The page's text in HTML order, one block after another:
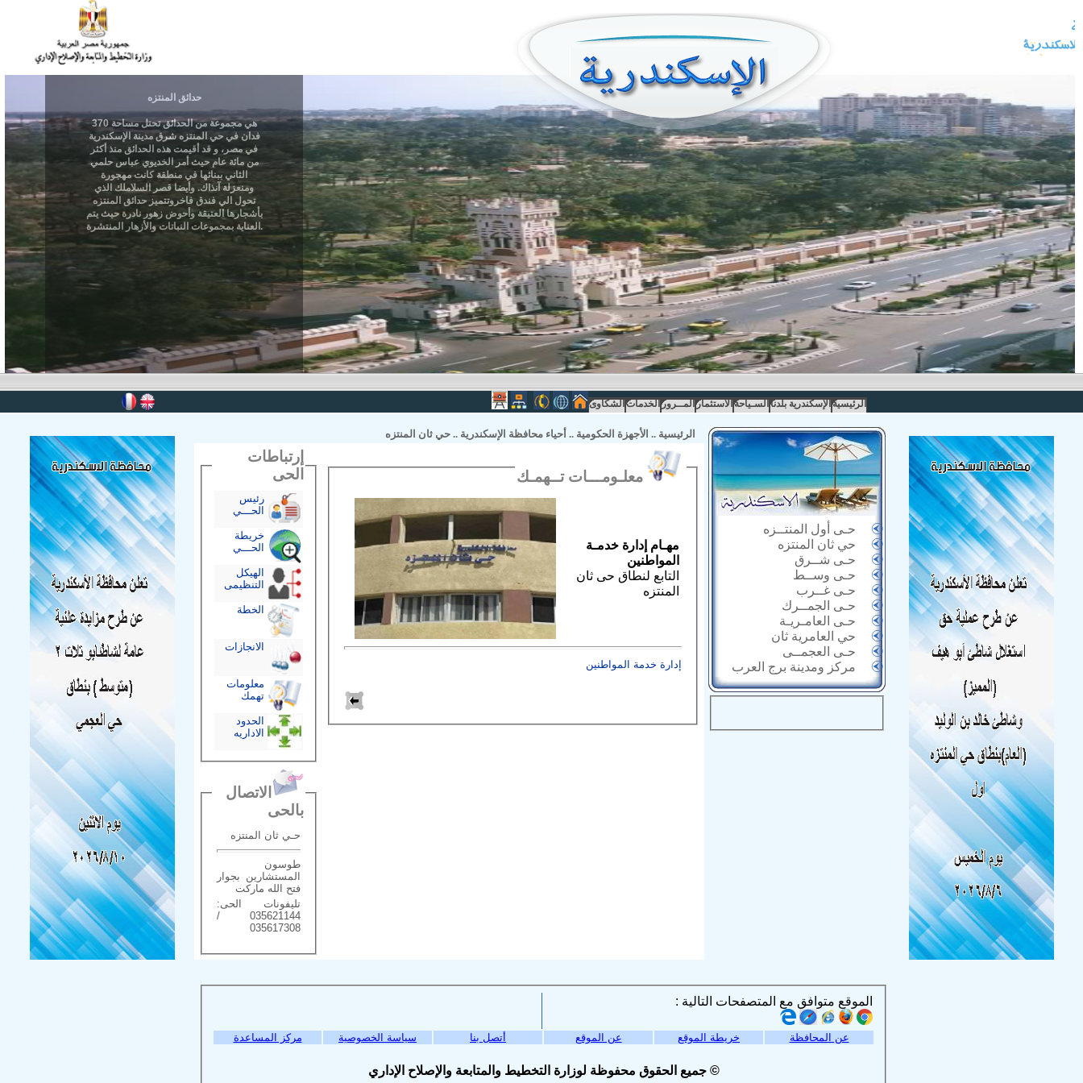
الرئيسية الإسكندرية بلدنا السـياحة الاستثمار المــرور الخدمات الشكاوى
حـى أول المنتــزه
حي ثان المنتزه
حـى شــرق
حـى وســط
حـى غــرب
حـى الجمــرك
حـى العامـريـة
حي العامرية ثان
حـى العجمــى
مركز ومدينة برج العرب
الرئيسية .. الأجهزة الحكومية .. أحياء محافظة الإسكندرية .. حي ثان المنتزه
مهـام إدارة خدمـة
المواطنين
التابع لنطاق حى ثان
المنتزه
إدارة خدمة المواطنين
إرتباطات
الحى
رئيس
الحـــي
خريطة
الحـــي
الهيكل
التنظيمى
الخطة
الانجازات
معلومات
تهمك
الحدود
الاداريه
الاتصال
بالحى
حـي ثان المنتزه
طوسون
المستشارين بجوار
فتح الله ماركت
تليفونات الحى:
035621144 /
035617308
الموقع متوافق مع المتصفحات التالية :
عن المحافظة خريطة الموقع عن الموقع أتصل بنا سياسة الخصوصية مركز المساعدة
© جميع الحقوق محفوظة لوزارة التخطيط والمتابعة والإصلاح الإداري